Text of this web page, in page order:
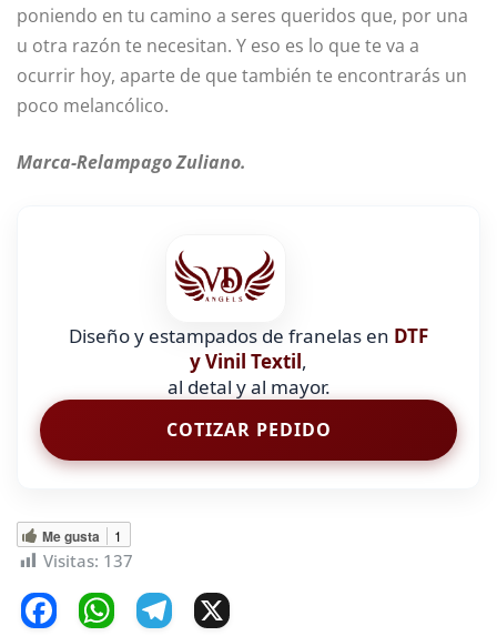
poniendo en tu camino a seres queridos que, por una
u otra razón te necesitan. Y eso es lo que te va a
ocurrir hoy, aparte de que también te encontrarás un
poco melancólico.
Marca-Relampago Zuliano.
Diseño y estampados de franelas en DTF
y Vinil Textil,
al detal y al mayor.
COTIZAR PEDIDO
Me gusta 1
Visitas: 137
W